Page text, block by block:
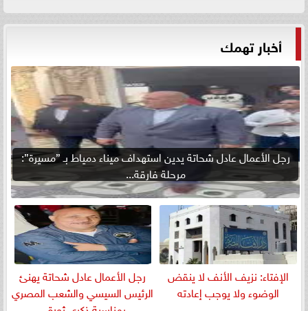
أخبار تهمك
رجل الأعمال عادل شحاتة يدين استهداف ميناء دمياط بـ ”مسيرة”:
مرحلة فارقة...
الإفتاء: نزيف الأنف لا ينقض
الوضوء ولا يوجب إعادته
رجل الأعمال عادل شحاتة يهنئ
الرئيس السيسي والشعب المصري